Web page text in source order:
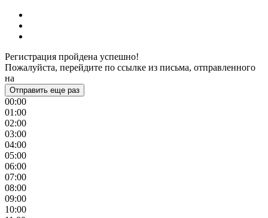
Регистрация пройдена успешно!
Пожалуйста, перейдите по ссылке из письма, отправленного
на
Отправить еще раз
00:00
01:00
02:00
03:00
04:00
05:00
06:00
07:00
08:00
09:00
10:00